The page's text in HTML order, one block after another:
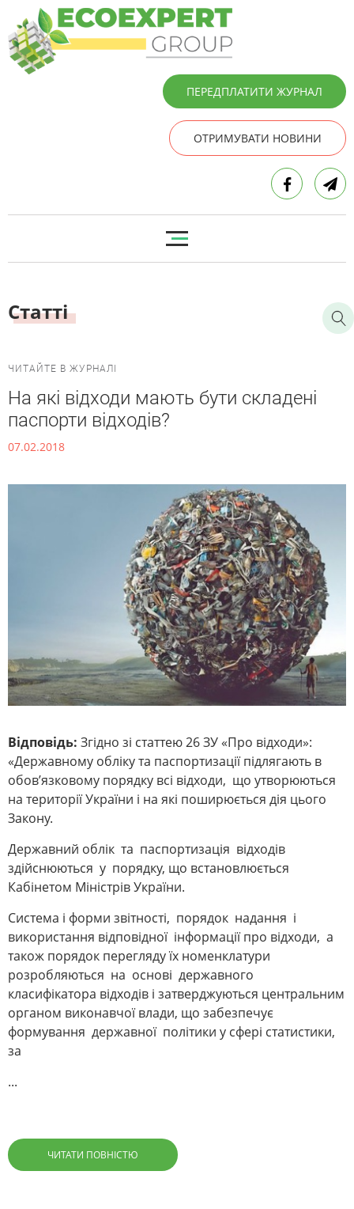
ПЕРЕДПЛАТИТИ ЖУРНАЛ
ОТРИМУВАТИ НОВИНИ
Статті
ЧИТАЙТЕ В ЖУРНАЛІ
На які відходи мають бути складені
паспорти відходів?
07.02.2018
Відповідь: Згідно зі статтею 26 ЗУ «Про відходи»:
«Державному обліку та паспортизації підлягають в
обов’язковому порядку всі відходи, що утворюються
на території України і на які поширюється дія цього
Закону.
Державний облік та паспортизація відходів
здійснюються у порядку, що встановлюється
Кабінетом Міністрів України.
Система і форми звітності, порядок надання і
використання відповідної інформації про відходи, а
також порядок перегляду їх номенклатури
розробляються на основі державного
класифікатора відходів і затверджуються центральним
органом виконавчої влади, що забезпечує
формування державної політики у сфері статистики,
за
...
ЧИТАТИ ПОВНІСТЮ